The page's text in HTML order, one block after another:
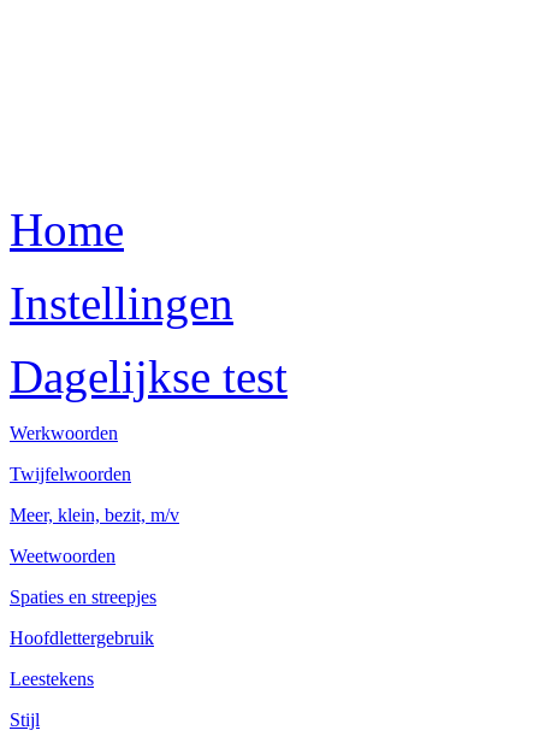
Home
Instellingen
Dagelijkse test
Werkwoorden
Twijfelwoorden
Meer, klein, bezit, m/v
Weetwoorden
Spaties en streepjes
Hoofdlettergebruik
Leestekens
Stijl